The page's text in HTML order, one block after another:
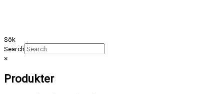
Sök
Search
×
Produkter